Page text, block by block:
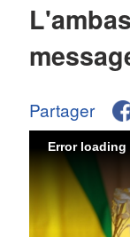
Partager
Error